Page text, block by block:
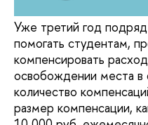
Уже третий год
помогать студентам,
компенсировать
освобождении места
количество
размер компенсации,